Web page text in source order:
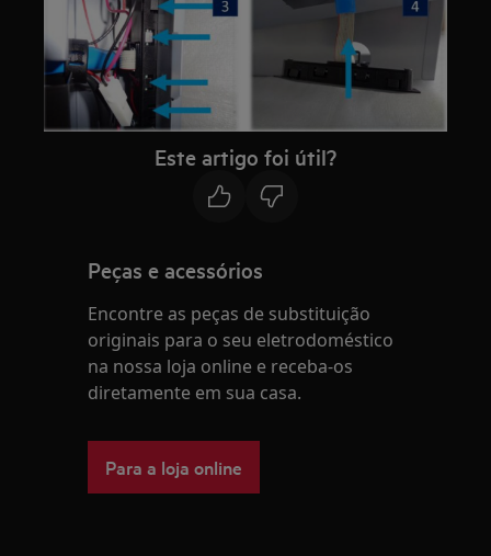
Este artigo foi útil?
Peças e acessórios
Encontre as peças de substituição
originais para o seu eletrodoméstico
na nossa loja online e receba-os
diretamente em sua casa.
Para a loja online